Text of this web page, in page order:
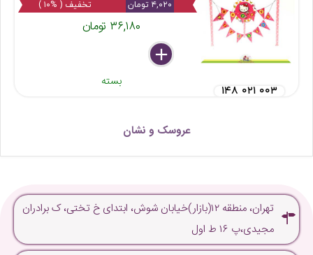
۴,۰۲۰ تومان تخفیف ( %۱۰ )
۳۶,۱۸۰ تومان
delete
remove
add
بسته
۱۴۸ ۰۲۱ ۰۰۳
عروسک و نشان
تهران، منطقه ۱۲(بازار)خیابان شوش، ابتدای خ تختی، ک برادران
مجیدی،پ ۱۶ ط اول